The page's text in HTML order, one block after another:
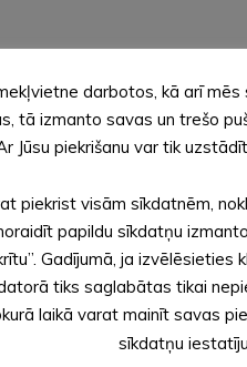
sarakstā.
domes 2025.
domes 2021. gada
darbotos, kā arī
tā izmanto savas un trešo
Jūsu piekrišanu var tik
piekrist visām sīkdatnēm,
papildu sīkdatņu
Gadījumā, ja izvēlēsieties
tiks saglabātas tikai
laikā varat mainīt savas
sīkdatņu